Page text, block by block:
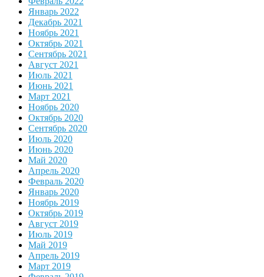
Январь 2022
Декабрь 2021
Ноябрь 2021
Октябрь 2021
Сентябрь 2021
Август 2021
Июль 2021
Июнь 2021
Март 2021
Ноябрь 2020
Октябрь 2020
Сентябрь 2020
Июль 2020
Июнь 2020
Май 2020
Апрель 2020
Февраль 2020
Январь 2020
Ноябрь 2019
Октябрь 2019
Август 2019
Июль 2019
Май 2019
Апрель 2019
Март 2019